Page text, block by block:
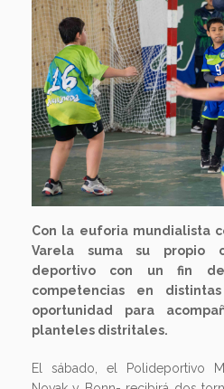
Previous
Con la euforia mundialista
Varela suma su propio
deportivo con un fin
competencias en
oportunidad para
planteles distritales.
El sábado, el Polideportivo